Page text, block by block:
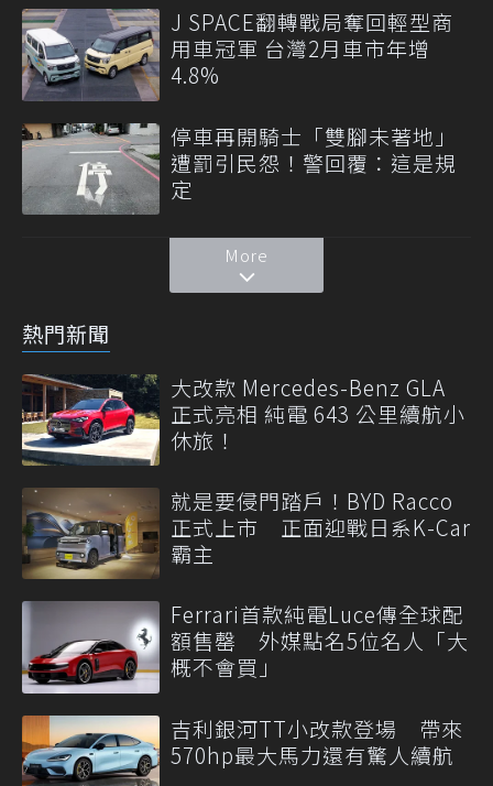
J SPACE翻轉戰局奪回輕型商
用車冠軍 台灣2月車市年增
4.8%
停車再開騎士「雙腳未著地」
遭罰引民怨！警回覆：這是規
定
More
熱門新聞
大改款 Mercedes-Benz GLA
正式亮相 純電 643 公里續航小
休旅！
就是要侵門踏戶！BYD Racco
正式上市 正面迎戰日系K-Car
霸主
Ferrari首款純電Luce傳全球配
額售罄 外媒點名5位名人「大
概不會買」
吉利銀河TT小改款登場 帶來
570hp最大馬力還有驚人續航